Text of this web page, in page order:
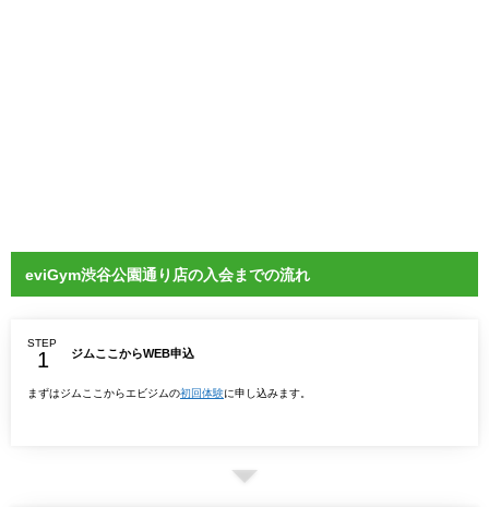
eviGym渋谷公園通り店の入会までの流れ
STEP
ジムここからWEB申込
まずはジムここからエビジムの初回体験に申し込みます。